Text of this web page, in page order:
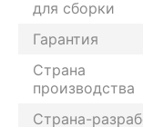
для сборки
Гарантия
Страна
производства
Страна-